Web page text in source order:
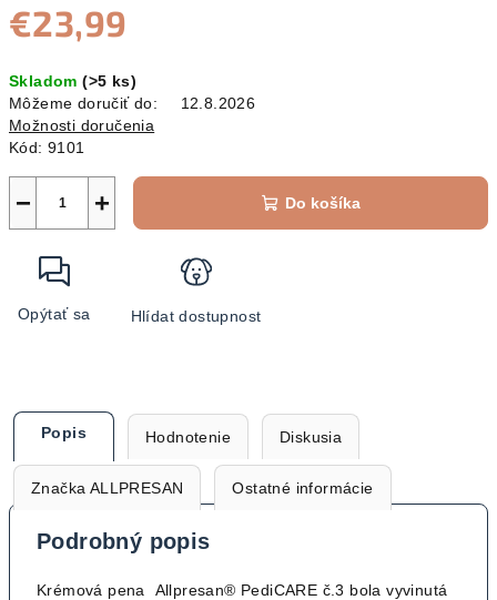
€23,99
cena:
Skladom(>5 ks)
Môžeme doručiť do:
12.8.2026
Možnosti doručenia
Kód: 9101
+
− Do košíka
Opýtať sa Hlídat dostupnost
Popis Hodnotenie Diskusia
Značka ALLPRESAN Ostatné informácie
Podrobný popis
Krémová pena Allpresan® PediCARE č.3 bola vyvinutá